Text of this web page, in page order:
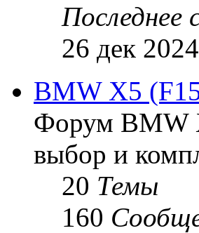
Последнее
26 дек
BMW X5
Форум BMW
выбор и
20 Темы
160